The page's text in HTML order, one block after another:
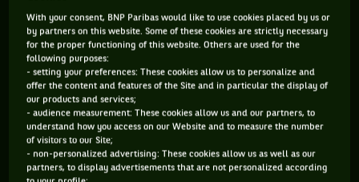
Vous devez accepter les cookies de type
"Réseaux sociaux" pour pouvoir accéder à ce
contenu
GÉRER MES PRÉFÉRENCES
With your consent, BNP Paribas would like to use cookies placed by us or
by partners on this website. Some of these cookies are strictly necessary
for the proper functioning of this website. Others are used for the
following purposes:
- setting your preferences: These cookies allow us to personalize and
offer the content and features of the Site and in particular the display of
our products and services;
- audience measurement: These cookies allow us and our partners, to
understand how you access on our Website and to measure the number
of visitors to our Site;
- non-personalized advertising: These cookies allow us as well as our
partners, to display advertisements that are not personalized according